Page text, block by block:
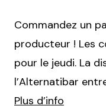
Commandez un
producteur ! Les
pour le jeudi. La
l’Alternatibar
Plus d’info